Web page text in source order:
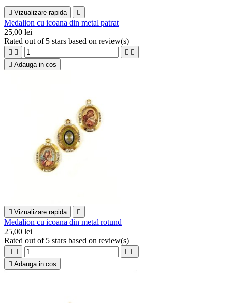
 Vizualizare rapida 
Medalion cu icoana din metal patrat
25,00 lei
Rated out of 5 stars based on review(s)
   
 Adauga in cos
 Vizualizare rapida 
Medalion cu icoana din metal rotund
25,00 lei
Rated out of 5 stars based on review(s)
   
 Adauga in cos